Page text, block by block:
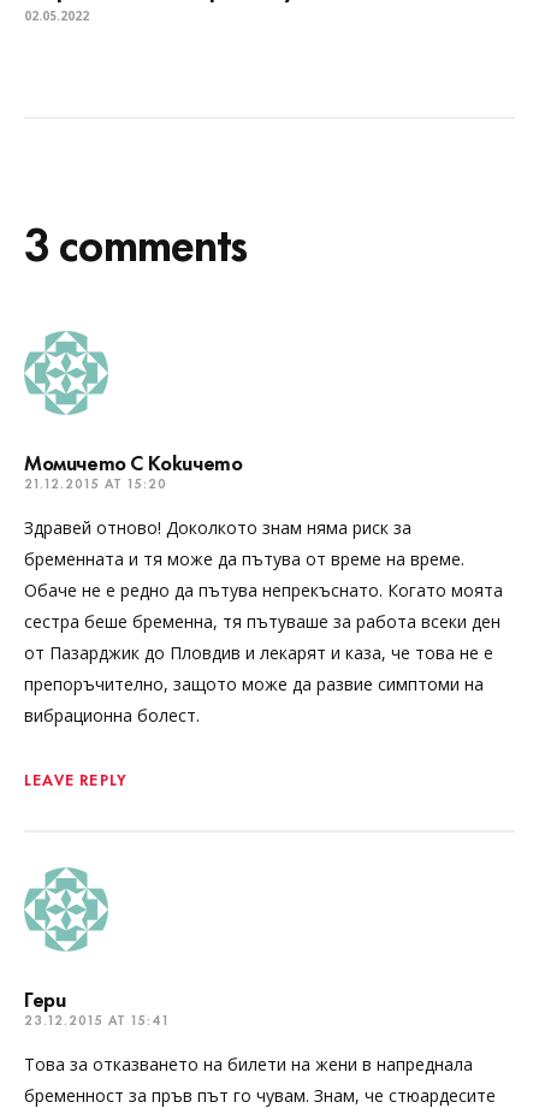
02.05.2022
3 comments
Момичето С Кокичето
21.12.2015 AT 15:20
Здравей отново! Доколкото знам няма риск за
бременната и тя може да пътува от време на време.
Обаче не е редно да пътува непрекъснато. Когато моята
сестра беше бременна, тя пътуваше за работа всеки ден
от Пазарджик до Пловдив и лекарят и каза, че това не е
препоръчително, защото може да развие симптоми на
вибрационна болест.
LEAVE REPLY
Гери
23.12.2015 AT 15:41
Това за отказването на билети на жени в напреднала
бременност за пръв път го чувам. Знам, че стюардесите